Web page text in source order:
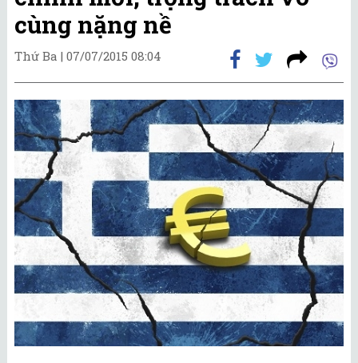
cùng nặng nề
Thứ Ba | 07/07/2015 08:04